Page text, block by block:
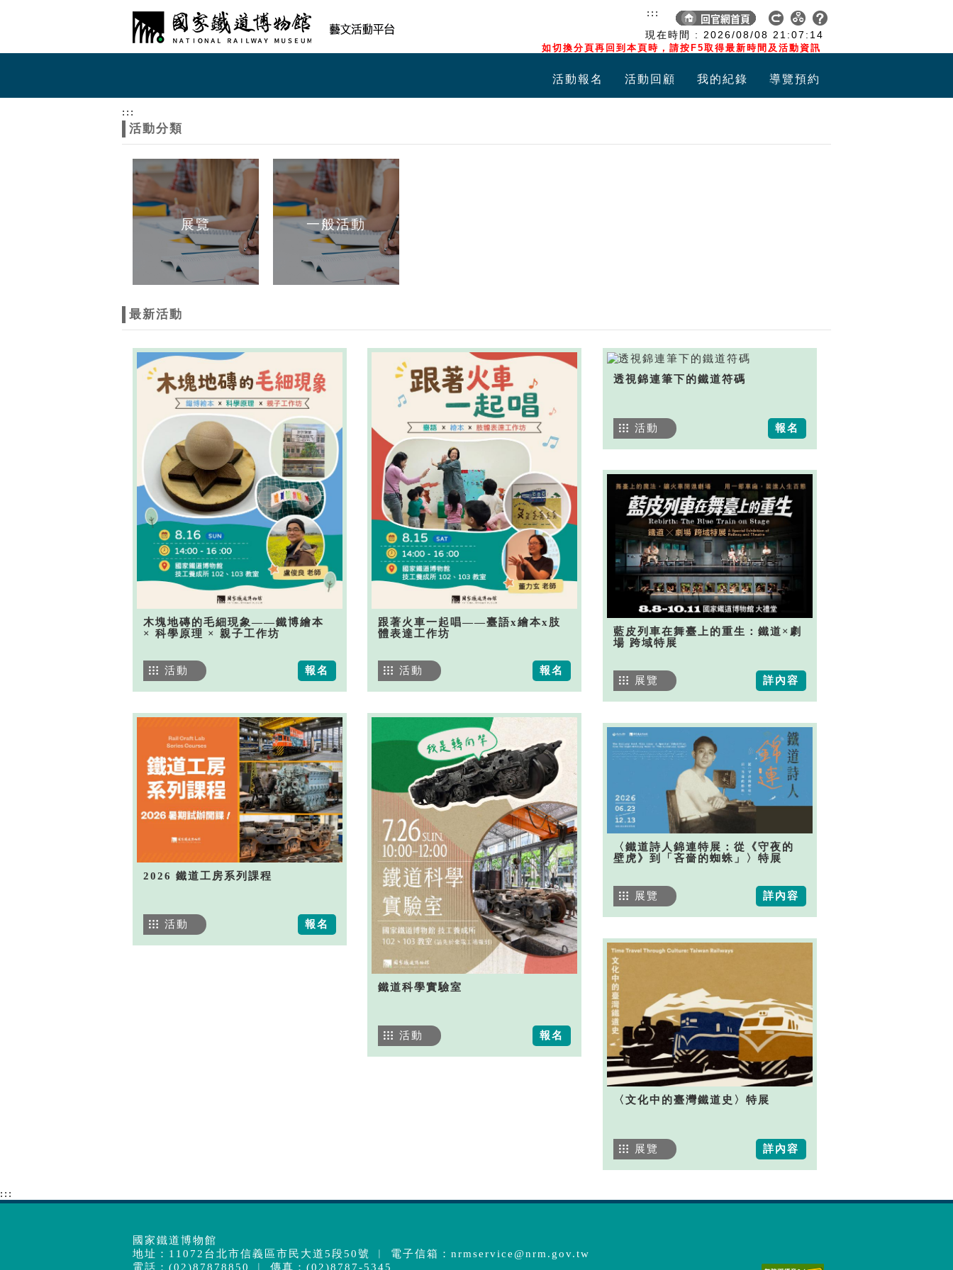
現在時間 : 2026/08/08 21:07:14
如切換分頁再回到本頁時，請按F5取得最新時間及活動資訊
:::
活動報名 活動回顧 我的紀錄 導覽預約
:::
活動分類
展覽 一般活動
最新活動
木塊地磚的毛細現象——鐵博繪本
× 科學原理 × 親子工作坊
報名
活動
跟著火車一起唱——臺語x繪本x肢
體表達工作坊
報名
活動
透視錦連筆下的鐵道符碼
報名
活動
藍皮列車在舞臺上的重生：鐵道×劇
場 跨域特展
詳內容
展覽
2026 鐵道工房系列課程
報名
活動
鐵道科學實驗室
報名
活動
〈鐵道詩人錦連特展：從《守夜的
壁虎》到「吝嗇的蜘蛛」〉特展
詳內容
展覽
〈文化中的臺灣鐵道史〉特展
詳內容
展覽
:::
國家鐵道博物館
地址：11072台北市信義區市民大道5段50號 ︱ 電子信箱： nrmservice@nrm.gov.tw
電話：(02)87878850 ︱ 傳真：(02)8787-5345